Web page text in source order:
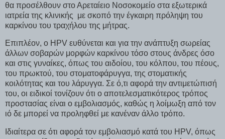
θα προσέλθουν στο Αρεταίειο Νοσοκομείο στα εξωτερικά
ιατρεία της κλινικής με σκοπό την έγκαιρη πρόληψη του
καρκίνου του τραχήλου της μήτρας.
Επιπλέον, ο HPV ευθύνεται και για την ανάπτυξη σωρείας
άλλων σοβαρών μορφών καρκίνου τόσο στους άνδρες όσο
και στις γυναίκες, όπως του αιδοίου, του κόλπου, του πέους,
του πρωκτού, του στοματοφάρυγγα, της στοματικής
κοιλότητας και του λάρυγγα. Σε ό,τι αφορά την αντιμετώπισή
του, οι ειδικοί τονίζουν ότι ο αποτελεσματικότερος τρόπος
προστασίας είναι ο εμβολιασμός, καθώς η λοίμωξη από τον
ιό δε μπορεί να προληφθεί με κανέναν άλλο τρόπο.
Ιδιαίτερα σε ότι αφορά τον εμβολιασμό κατά του HPV, όπως